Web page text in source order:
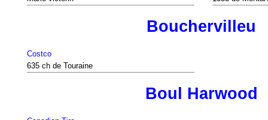
Bouchervilleu
Costco
635 ch de Touraine
Boul Harwood